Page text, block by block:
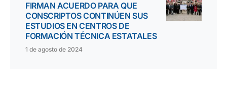
FIRMAN ACUERDO PARA QUE
CONSCRIPTOS CONTINÚEN SUS
ESTUDIOS EN CENTROS DE
FORMACIÓN TÉCNICA ESTATALES
1 de agosto de 2024